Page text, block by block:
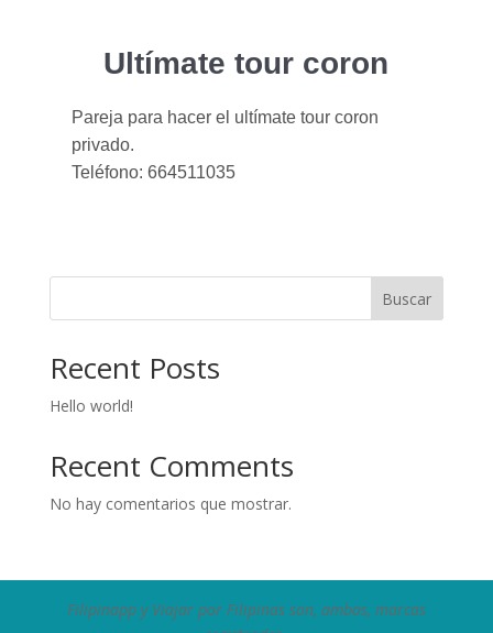
Ultímate tour coron
Pareja para hacer el ultímate tour coron
privado.
Teléfono: 664511035
Buscar
Recent Posts
Hello world!
Recent Comments
No hay comentarios que mostrar.
Filipinapp y Viajar por Filipinas son, ambas, marcas